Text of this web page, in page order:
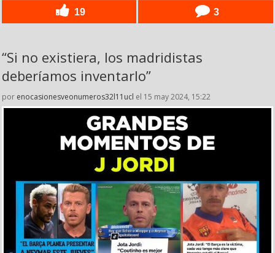
19 3
“Si no existiera, los madridistas
deberíamos inventarlo”
por enocasionesveonumeros32l11ucl el 15 may 2024, 15:22